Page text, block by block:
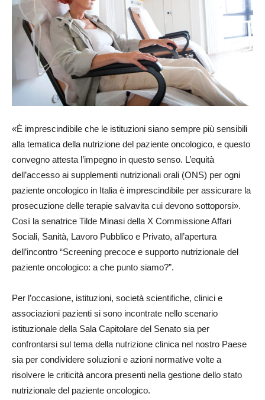
«È imprescindibile che le istituzioni siano sempre più sensibili
alla tematica della nutrizione del paziente oncologico, e questo
convegno attesta l’impegno in questo senso. L’equità
dell’accesso ai supplementi nutrizionali orali (ONS) per ogni
paziente oncologico in Italia è imprescindibile per assicurare la
prosecuzione delle terapie salvavita cui devono sottoporsi».
Così la senatrice Tilde Minasi della X Commissione Affari
Sociali, Sanità, Lavoro Pubblico e Privato, all’apertura
dell’incontro “Screening precoce e supporto nutrizionale del
paziente oncologico: a che punto siamo?”.
Per l’occasione, istituzioni, società scientifiche, clinici e
associazioni pazienti si sono incontrate nello scenario
istituzionale della Sala Capitolare del Senato sia per
confrontarsi sul tema della nutrizione clinica nel nostro Paese
sia per condividere soluzioni e azioni normative volte a
risolvere le criticità ancora presenti nella gestione dello stato
nutrizionale del paziente oncologico.